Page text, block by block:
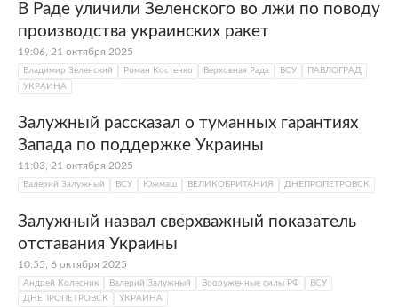
В Раде уличили Зеленского во лжи по поводу
производства украинских ракет
19:06, 21 октября 2025
Владимир Зеленский Роман Костенко Верховная Рада ВСУ
ПАВЛОГРАД
УКРАИНА
Залужный рассказал о туманных гарантиях
Запада по поддержке Украины
11:03, 21 октября 2025
Валерий Залужный ВСУ Южмаш ВЕЛИКОБРИТАНИЯ ДНЕПРОПЕТРОВСК
Залужный назвал сверхважный показатель
отставания Украины
10:55, 6 октября 2025
Андрей Колесник Валерий Залужный Вооруженные силы РФ
ВСУ
ДНЕПРОПЕТРОВСК
УКРАИНА